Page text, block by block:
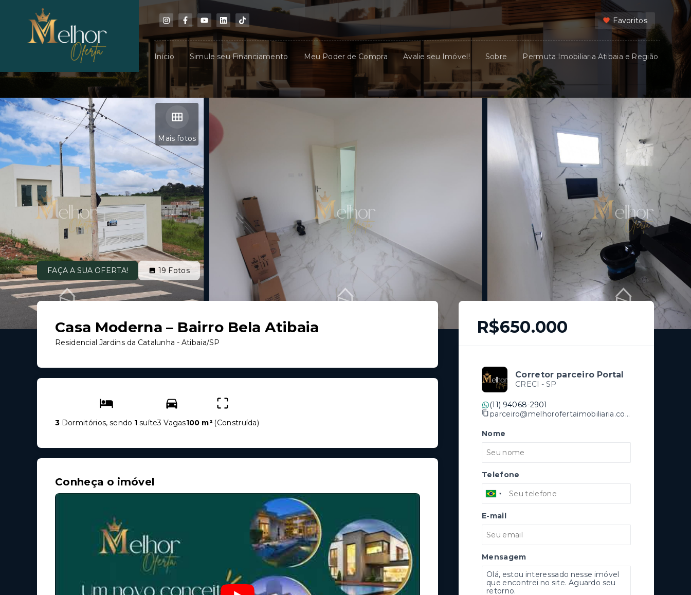
Favoritos
Início Simule seu Financiamento Meu Poder de Compra Avalie seu Imóvel! Sobre Permuta Imobiliaria Atibaia e Região
Mais fotos
FAÇA A SUA OFERTA! 19 Fotos
Casa Moderna – Bairro Bela Atibaia
Residencial Jardins da Catalunha - Atibaia/SP
3 Dormitórios, sendo 1 suíte3 Vagas100 m² (Construída)
Conheça o imóvel
R$650.000
Corretor parceiro Portal
CRECI - SP
(11) 94068-2901
parceiro@melhorofertaimobiliaria.com.br
Nome
Telefone
E-mail
Mensagem